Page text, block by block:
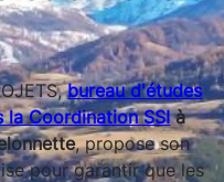
bureau d'études
la Coordination SSIà
, propose son
pour garantir que les